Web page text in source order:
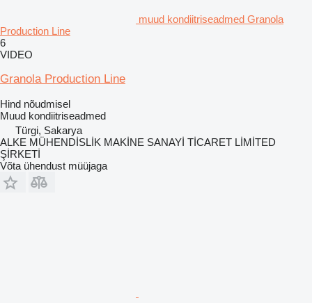
muud kondiitriseadmed Granola
Production Line
6
VIDEO
Granola Production Line
Hind nõudmisel
Muud kondiitriseadmed
Türgi, Sakarya
ALKE MÜHENDİSLİK MAKİNE SANAYİ TİCARET LİMİTED
ŞİRKETİ
Võta ühendust müüjaga